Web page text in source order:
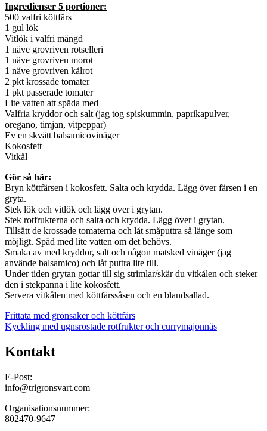
Ingredienser 5 portioner:
500 valfri köttfärs
1 gul lök
Vitlök i valfri mängd
1 näve grovriven rotselleri
1 näve grovriven morot
1 näve grovriven kålrot
2 pkt krossade tomater
1 pkt passerade tomater
Lite vatten att späda med
Valfria kryddor och salt (jag tog spiskummin, paprikapulver,
oregano, timjan, vitpeppar)
Ev en skvätt balsamicovinäger
Kokosfett
Vitkål
Gör så här:
Bryn köttfärsen i kokosfett. Salta och krydda. Lägg över färsen i en
gryta.
Stek lök och vitlök och lägg över i grytan.
Stek rotfrukterna och salta och krydda. Lägg över i grytan.
Tillsätt de krossade tomaterna och låt småputtra så länge som
möjligt. Späd med lite vatten om det behövs.
Smaka av med kryddor, salt och någon matsked vinäger (jag
använde balsamico) och låt puttra lite till.
Under tiden grytan gottar till sig strimlar/skär du vitkålen och steker
den i stekpanna i lite kokosfett.
Servera vitkålen med köttfärssåsen och en blandsallad.
Inläggsnavigering
Frittata med grönsaker och köttfärs
Kyckling med ugnsrostade rotfrukter och currymajonnäs
Kontakt
E-Post:
info@trigronsvart.com
Organisationsnummer:
802470-9647